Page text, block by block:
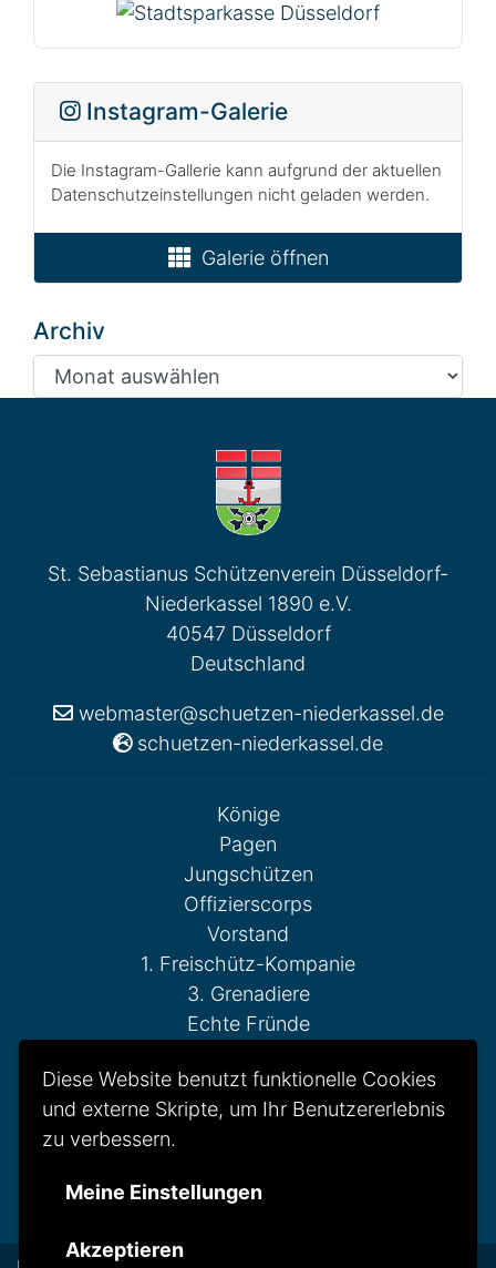
Diese Website benutzt funktionelle Cookies
und externe Skripte, um Ihr Benutzererlebnis
zu verbessern.
Meine Einstellungen
Akzeptieren
Instagram-Galerie
Die Instagram-Gallerie kann aufgrund der aktuellen
Datenschutzeinstellungen nicht geladen werden.
Galerie öffnen
Archiv
Archiv
St. Sebastianus Schützenverein Düsseldorf-
Niederkassel 1890 e.V.
40547 Düsseldorf
Deutschland
webmaster@schuetzen-niederkassel.de
schuetzen-niederkassel.de
Könige
Pagen
Jungschützen
Offizierscorps
Vorstand
1. Freischütz-Kompanie
3. Grenadiere
Echte Fründe
Gesellschaft Reserve
Otto-Weddigen-Kompanie
Tambour-Corps